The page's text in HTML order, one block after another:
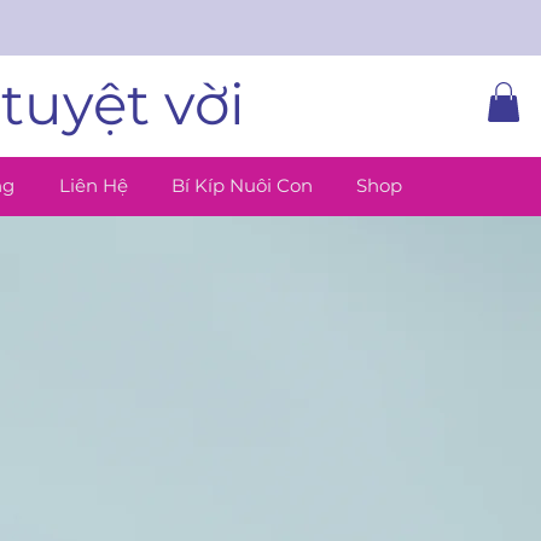
tuyệt vời
Liên Hệ Bí Kíp Nuôi Con Shop